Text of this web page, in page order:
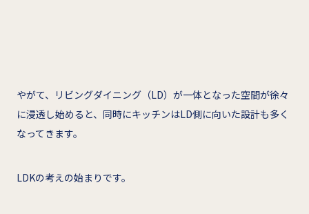
やがて、リビングダイニング（LD）が一体となった空間が徐々
に浸透し始めると、同時にキッチンはLD側に向いた設計も多く
なってきます。
LDKの考えの始まりです。